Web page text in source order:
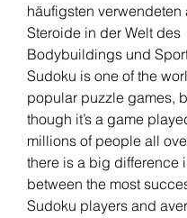
häufigsten verwendeten
Steroide in der Welt des
Bodybuildings und
Sudoku is one of the
popular puzzle games,
though it’s a game
millions of people all
there is a big difference
between the most
Sudoku players and